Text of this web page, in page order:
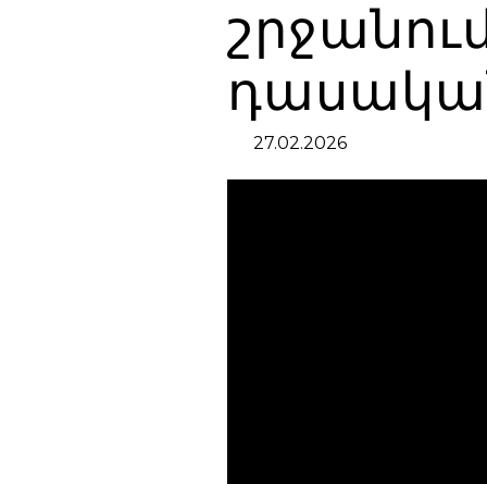
27.02.2026